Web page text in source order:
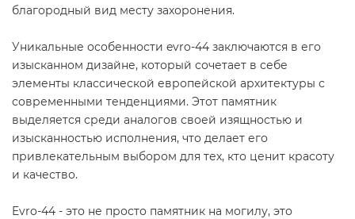
благородный вид месту захоронения.
Уникальные особенности evro-44 заключаются в его
изысканном дизайне, который сочетает в себе
элементы классической европейской архитектуры с
современными тенденциями. Этот памятник
выделяется среди аналогов своей изящностью и
изысканностью исполнения, что делает его
привлекательным выбором для тех, кто ценит красоту
и качество.
Evro-44 - это не просто памятник на могилу, это